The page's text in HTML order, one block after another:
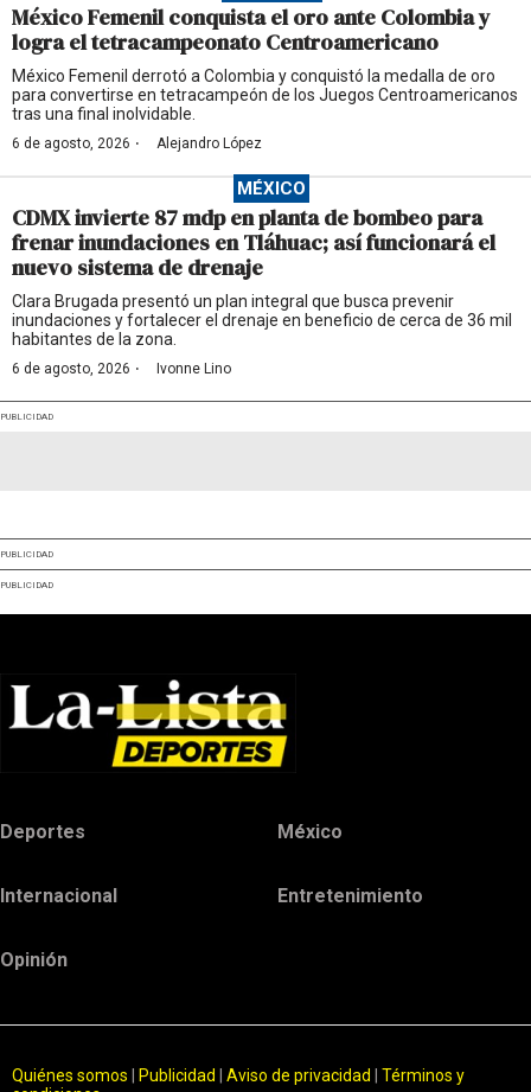
México Femenil conquista el oro ante Colombia y
logra el tetracampeonato Centroamericano
México Femenil derrotó a Colombia y conquistó la medalla de oro
para convertirse en tetracampeón de los Juegos Centroamericanos
tras una final inolvidable.
6 de agosto, 2026 · Alejandro López
MÉXICO
CDMX invierte 87 mdp en planta de bombeo para
frenar inundaciones en Tláhuac; así funcionará el
nuevo sistema de drenaje
Clara Brugada presentó un plan integral que busca prevenir
inundaciones y fortalecer el drenaje en beneficio de cerca de 36 mil
habitantes de la zona.
6 de agosto, 2026 · Ivonne Lino
PUBLICIDAD
PUBLICIDAD
PUBLICIDAD
Deportes México
Internacional Entretenimiento
Opinión
Quiénes somos Publicidad Aviso de privacidad
Términos y